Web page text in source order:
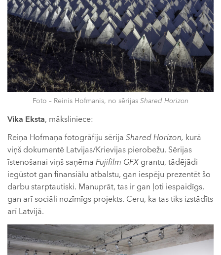
Foto – Reinis Hofmanis, no sērijas Shared Horizon
Vika Eksta, māksliniece:
Reiņa Hofmaņa fotogrāfiju sērija Shared Horizon, kurā
viņš dokumentē Latvijas/Krievijas pierobežu. Sērijas
īstenošanai viņš saņēma Fujifilm GFXgrantu, tādējādi
iegūstot gan finansiālu atbalstu, gan iespēju prezentēt šo
darbu starptautiski. Manuprāt, tas ir gan ļoti iespaidīgs,
gan arī sociāli nozīmīgs projekts. Ceru, ka tas tiks izstādīts
arī Latvijā.